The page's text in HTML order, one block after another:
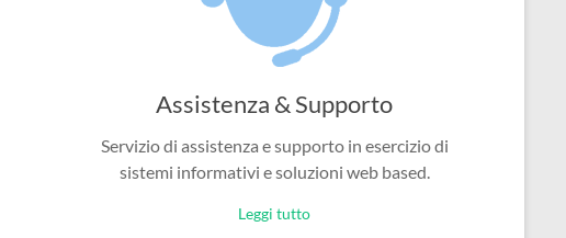
Assistenza & Supporto
Servizio di assistenza e supporto in esercizio di
sistemi informativi e soluzioni web based.
Leggi tutto